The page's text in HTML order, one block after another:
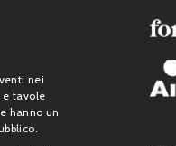
nei
e tavole
hanno un